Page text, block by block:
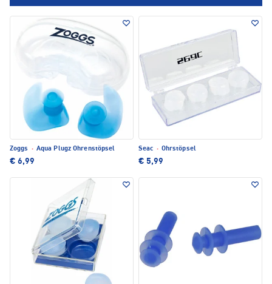
Zoggs · Aqua Plugz Ohrenstöpsel
€ 6,99
Seac · Ohrstöpsel
€ 5,99